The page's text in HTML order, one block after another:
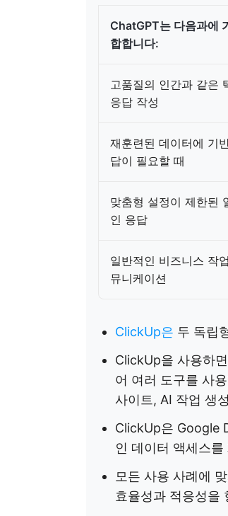
ChatGPT는 다음과에
합합니다:
고품질의 인간과 같은
응답 작성
재훈련된 데이터에 기
답이 필요할 때
맞춤형 설정이 제한된
인 응답
일반적인 비즈니스 작
뮤니케이션
ClickUp은 두 독립
ClickUp을 사용하
어 여러 도구를 사
사이트, AI 작업 생
ClickUp은 Google
인 데이터 액세스
모든 사용 사례에
효율성과 적응성을